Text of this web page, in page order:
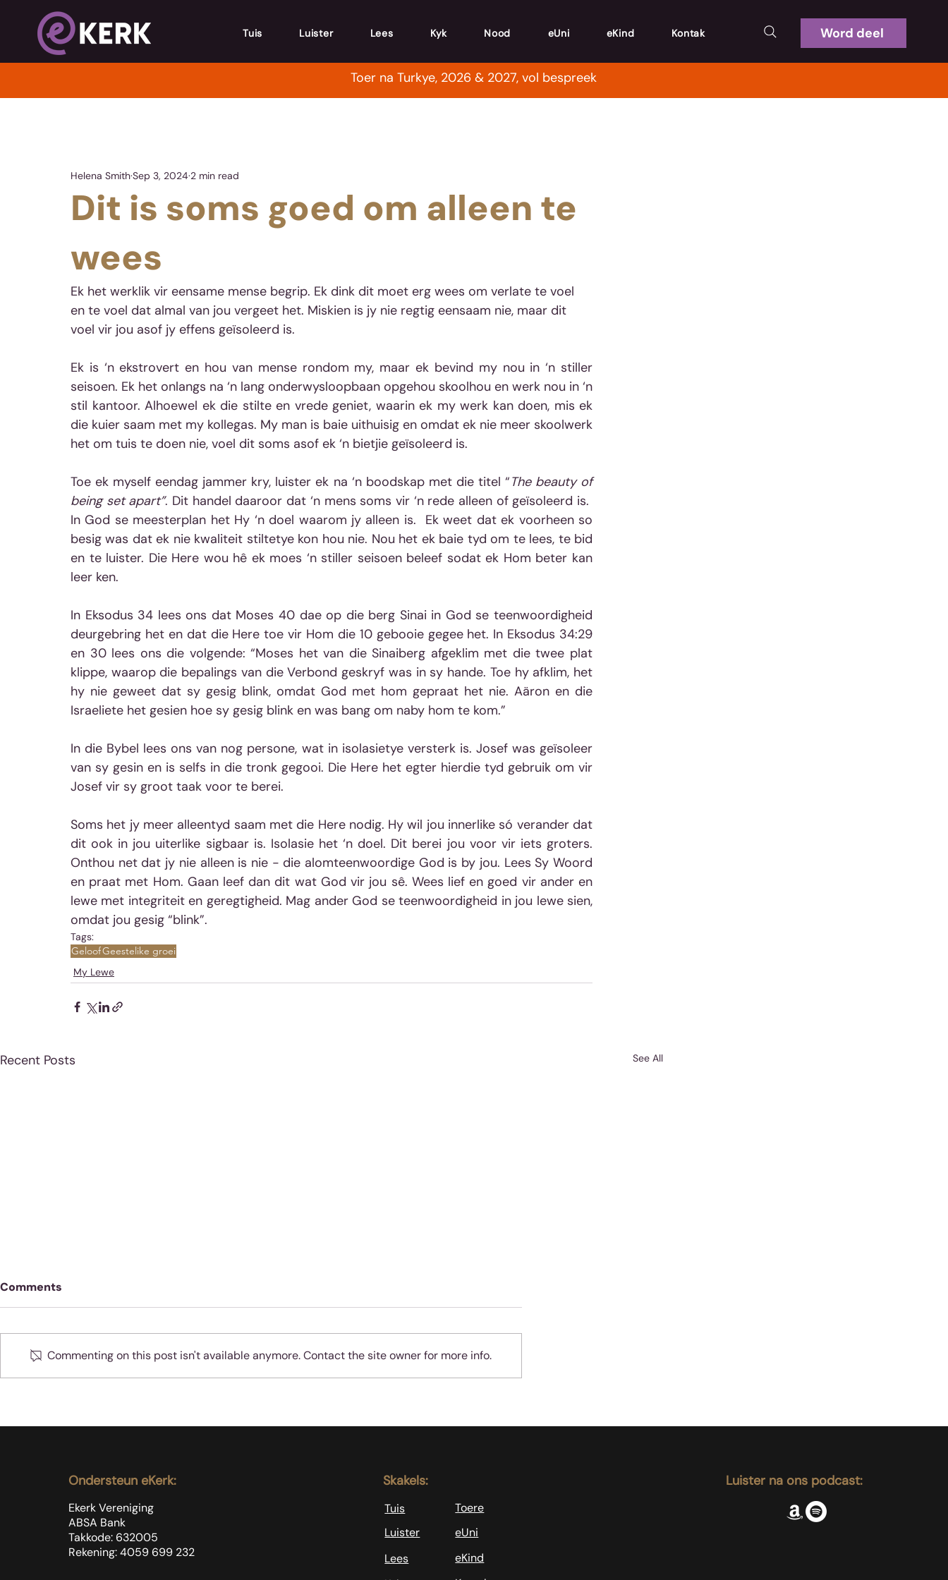
Tuis Luister Lees Kyk Nood eUni eKind Kontak Word deel
Toer na Turkye, 2026 & 2027, vol bespreek
Dit is soms goed om alleen te
wees
Helena SmithSep 3, 2024 2 min read
Ek het werklik vir eensame mense begrip. Ek dink dit moet erg wees om verlate te voel
en te voel dat almal van jou vergeet het. Miskien is jy nie regtig eensaam nie, maar dit
voel vir jou asof jy effens geïsoleerd is.
Ek is ‘n ekstrovert en hou van mense rondom my, maar ek bevind my nou in ‘n stiller
seisoen. Ek het onlangs na ‘n lang onderwysloopbaan opgehou skoolhou en werk nou in ‘n
stil kantoor. Alhoewel ek die stilte en vrede geniet, waarin ek my werk kan doen, mis ek
die kuier saam met my kollegas. My man is baie uithuisig en omdat ek nie meer skoolwerk
het om tuis te doen nie, voel dit soms asof ek ‘n bietjie geïsoleerd is.
Toe ek myself eendag jammer kry, luister ek na ‘n boodskap met die titel “The beauty of
being set apart”. Dit handel daaroor dat ‘n mens soms vir ‘n rede alleen of geïsoleerd is.
In God se meesterplan het Hy ‘n doel waarom jy alleen is.  Ek weet dat ek voorheen so
besig was dat ek nie kwaliteit stiltetye kon hou nie. Nou het ek baie tyd om te lees, te bid
en te luister. Die Here wou hê ek moes ‘n stiller seisoen beleef sodat ek Hom beter kan
leer ken.
In Eksodus 34 lees ons dat Moses 40 dae op die berg Sinai in God se teenwoordigheid
deurgebring het en dat die Here toe vir Hom die 10 gebooie gegee het. In Eksodus 34:29
en 30 lees ons die volgende: “Moses het van die Sinaiberg afgeklim met die twee plat
klippe, waarop die bepalings van die Verbond geskryf was in sy hande. Toe hy afklim, het
hy nie geweet dat sy gesig blink, omdat God met hom gepraat het nie. Aäron en die
Israeliete het gesien hoe sy gesig blink en was bang om naby hom te kom.”
In die Bybel lees ons van nog persone, wat in isolasietye versterk is. Josef was geïsoleer
van sy gesin en is selfs in die tronk gegooi. Die Here het egter hierdie tyd gebruik om vir
Josef vir sy groot taak voor te berei.
Soms het jy meer alleentyd saam met die Here nodig. Hy wil jou innerlike só verander dat
dit ook in jou uiterlike sigbaar is. Isolasie het ‘n doel. Dit berei jou voor vir iets groters.
Onthou net dat jy nie alleen is nie - die alomteenwoordige God is by jou. Lees Sy Woord
en praat met Hom. Gaan leef dan dit wat God vir jou sê. Wees lief en goed vir ander en
lewe met integriteit en geregtigheid. Mag ander God se teenwoordigheid in jou lewe sien,
omdat jou gesig “blink”.
Tags:
GeloofGeestelike groei
My Lewe
Recent Posts See All
Comments
Commenting on this post isn't available anymore. Contact the site owner for more info.
Ondersteun eKerk:
Ekerk Vereniging
ABSA Bank
Takkode: 632005
Rekening: 4059 699 232
Skakels:
Tuis
Toere
Luister
eUni
Lees
eKind
Luister na ons podcast: